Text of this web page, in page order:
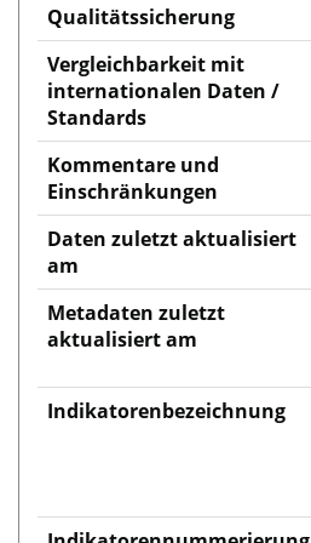
Qualitätssicherung
Vergleichbarkeit mit
internationalen Daten /
Standards
Kommentare und
Einschränkungen
Daten zuletzt aktualisiert
am
Metadaten zuletzt
aktualisiert am
Indikatorenbezeichnung